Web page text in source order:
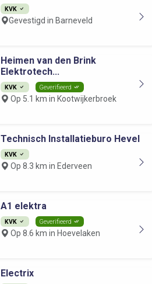
KVK
Gevestigd in Barneveld
Heimen van den Brink
Elektrotech...
KVK Geverifieerd
Op 5.1 km in Kootwijkerbroek
Technisch Installatieburo Hevel
KVK
Op 8.3 km in Ederveen
A1 elektra
KVK Geverifieerd
Op 8.6 km in Hoevelaken
Electrix